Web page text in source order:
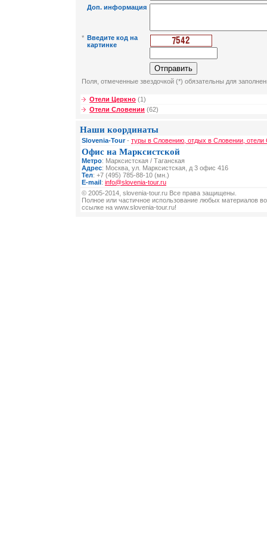
Доп. информация
* Введите код на
картинке
Поля, отмеченные звездочкой (*) обязательны для
Отели Церкно (1)
Отели Словении (62)
Наши координаты
Slovenia-Tour- туры в Словению, отдых в Словении,
Офис на Марксистской
Метро: Марксистская / Таганская
Адрес: Москва, ул. Марксистская, д 3 офис 416
Тел: +7 (495) 785-88-10 (мн.)
E-mail: info@slovenia-tour.ru
© 2005-2014, slovenia-tour.ru Все права защищены.
Полное или частичное использование любых материалов
ссылке на www.slovenia-tour.ru!